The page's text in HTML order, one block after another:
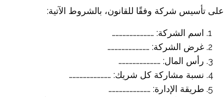
على تأسيس شركة وفقًا للقانون، بالشروط الآتية:
اسم الشركة: ………………………………
غرض الشركة: ………………………………
رأس المال: ………………………………
نسبة مشاركة كل شريك: ………………………………
طريقة الإدارة: ………………………………